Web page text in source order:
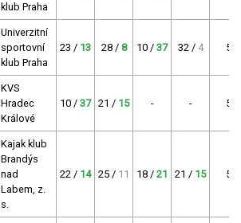
klub Praha
Univerzitní
sportovní
klub Praha
23 / 13 28 / 8 10 / 37 32 / 4 58
KVS
Hradec
Králové
10 / 37 21 / 15 - - 52
Kajak klub
Brandýs
nad
Labem, z.
s.
22 / 14 25 / 11 18 / 21 21 / 15 50